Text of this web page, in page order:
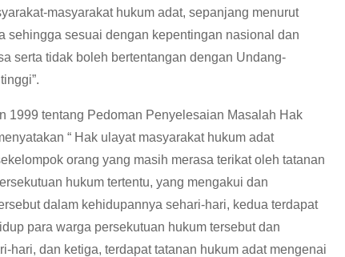
masyarakat hukum adat, sepanjang menurut
sehingga sesuai dengan kepentingan nasional dan
serta tidak boleh bertentangan dengan Undang-
1999 tentang Pedoman Penyelesaian Masalah Hak
“ Hak ulayat masyarakat hukum adat
orang yang masih merasa terikat oleh tatanan
hukum tertentu, yang mengakui dan
dalam kehidupannya sehari-hari, kedua terdapat
para warga persekutuan hukum tersebut dan
hari, dan ketiga, terdapat tatanan hukum adat mengenai